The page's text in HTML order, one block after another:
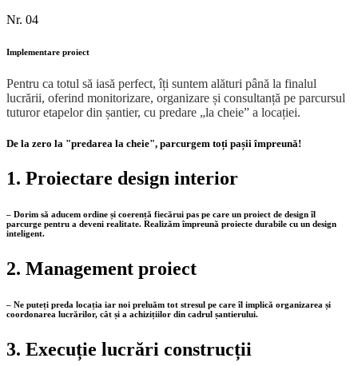
Nr. 04
Implementare proiect
Pentru ca totul să iasă perfect, îți suntem alături până la finalul
lucrării, oferind monitorizare, organizare și consultanță pe parcursul
tuturor etapelor din șantier, cu predare „la cheie” a locației.
De la zero la "predarea la cheie", parcurgem toți pașii împreună!
1. Proiectare design interior
– Dorim să aducem ordine și coerență fiecărui pas pe care un proiect de design îl
parcurge pentru a deveni realitate. Realizăm împreună proiecte durabile cu un design
inteligent.
2. Management proiect
– Ne puteți preda locația iar noi preluăm tot stresul pe care îl implică organizarea și
coordonarea lucrărilor, cât și a achizițiilor din cadrul șantierului.
3. Execuție lucrări construcții